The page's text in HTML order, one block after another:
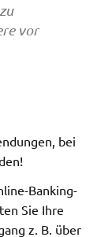
vor
bei
Banking-
Sie Ihre
z. B. über